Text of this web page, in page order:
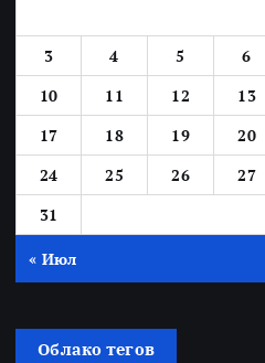
3
4 5 6
10
11 12 13
17
18 19 20
24
25 26 27
31
« Июл
Облако тегов